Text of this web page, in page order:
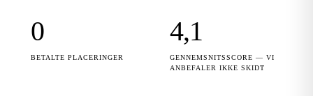
0
BETALTE PLACERINGER
4,1
GENNEMSNITSSCORE — VI
ANBEFALER IKKE SKIDT